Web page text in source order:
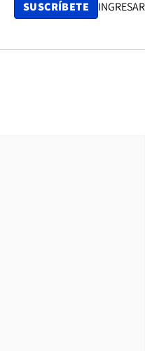
SUSCRÍBETE INGRESAR